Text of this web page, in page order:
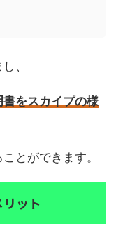
、
をスカイプの様
とができます。
ット